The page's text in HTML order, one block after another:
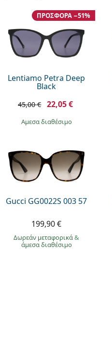
Lentiamo Petra Deep
Black
ΠΡΟΣΦΟΡΆ −51%
45,00 € 22,05 €
άμεσα διαθέσιμο
Gucci GG0022S 003 57
199,90 €
Δωρεάν μεταφορικά&
άμεσα διαθέσιμο